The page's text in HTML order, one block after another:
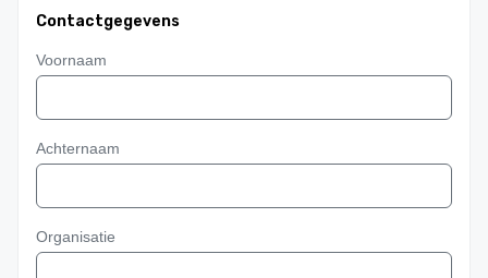
Contactgegevens
Voornaam
Achternaam
Organisatie